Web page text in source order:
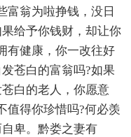
富翁为啦挣钱，没日
给予你钱财，却让你
有健康，你一改往好
苍白的富翁吗?如果
白的老人，你愿意
值得你珍惜吗?何必羡
卑。黔娄之妻有